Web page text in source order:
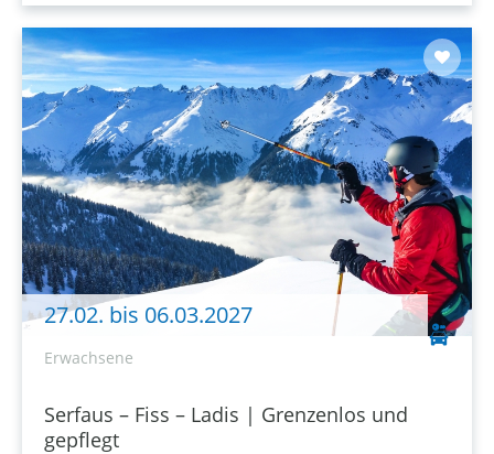
27.02. bis 06.03.2027
Erwachsene
Serfaus – Fiss – Ladis | Grenzenlos und
gepflegt